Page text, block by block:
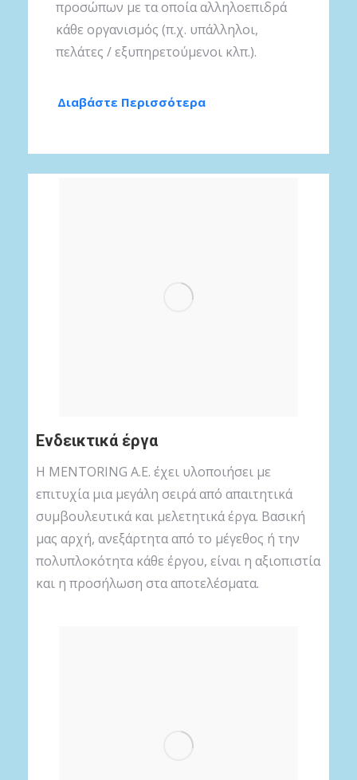
προσώπων με τα οποία αλληλοεπιδρά
κάθε οργανισμός (π.χ. υπάλληλοι,
πελάτες / εξυπηρετούμενοι κλπ.).
Διαβάστε Περισσότερα
Ενδεικτικά έργα
Η MENTORING A.E. έχει υλοποιήσει με
επιτυχία μια μεγάλη σειρά από απαιτητικά
συμβουλευτικά και μελετητικά έργα. Βασική
μας αρχή, ανεξάρτητα από το μέγεθος ή την
πολυπλοκότητα κάθε έργου, είναι η αξιοπιστία
και η προσήλωση στα αποτελέσματα.